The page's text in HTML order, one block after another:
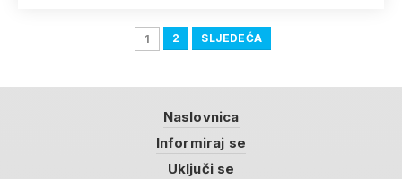
1 2 SLJEDEĆA
Naslovnica
Informiraj se
Uključi se